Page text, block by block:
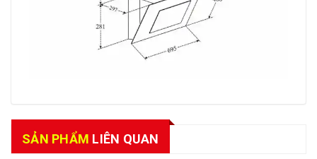
SẢN PHẨM LIÊN QUAN